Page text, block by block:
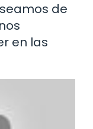
de
en las